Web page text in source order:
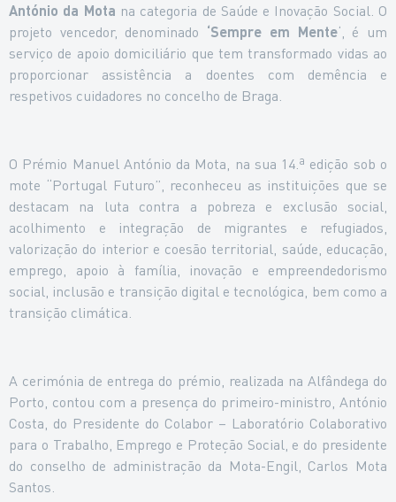
António da Mota na categoria de Saúde e Inovação Social. O
projeto vencedor, denominado ‘Sempre em Mente‘, é um
serviço de apoio domiciliário que tem transformado vidas ao
proporcionar assistência a doentes com demência e
respetivos cuidadores no concelho de Braga.
O Prémio Manuel António da Mota, na sua 14.ª edição sob o
mote “Portugal Futuro”, reconheceu as instituições que se
destacam na luta contra a pobreza e exclusão social,
acolhimento e integração de migrantes e refugiados,
valorização do interior e coesão territorial, saúde, educação,
emprego, apoio à família, inovação e empreendedorismo
social, inclusão e transição digital e tecnológica, bem como a
transição climática.
A cerimónia de entrega do prémio, realizada na Alfândega do
Porto, contou com a presença do primeiro-ministro, António
Costa, do Presidente do Colabor – Laboratório Colaborativo
para o Trabalho, Emprego e Proteção Social, e do presidente
do conselho de administração da Mota-Engil, Carlos Mota
Santos.